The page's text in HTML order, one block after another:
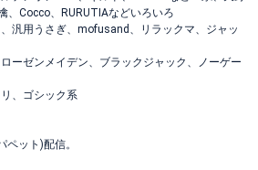
、Cocco、RURUTIAなどいろいろ
汎用うさぎ、mofusand、リラックマ、ジャッ
ーゼンメイデン、ブラックジャック、ノーゲー
、ゴシック系
ット)配信。